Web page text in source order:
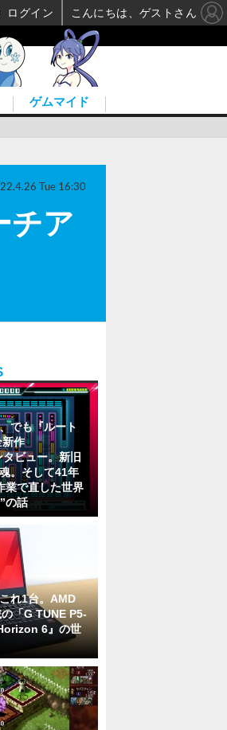
ゲムマイド
チア
Tue 16:30
でも『ルート
作
タビュー。新旧
。そして41年
業で直した世界
の話
れ1台。AMD
「G TUNE P5-
6』の世
ログイン こんにちは、ゲストさん